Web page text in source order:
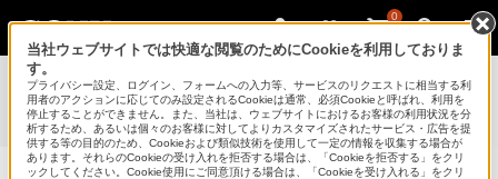
0
使いかたマニュアル（取扱説明 Web版）
BDZ-FBT6100 / BDZ-FBT4100 / BDZ-FBT2100 / BDZ-
FBW2100 / BDZ-FBW1100 使いかたマニュアル
当社ウェブサイトでは快適な閲覧のためにCookieを利用しておりま
す。
プライバシー設定、ログイン、フォームへの入力等、サービスのリクエストに相当する利
用者のアクションに応じてのみ設定されるCookieは通常、必須Cookieと呼ばれ、利用を
停止することができません。また、当社は、ウェブサイトにおけるお客様の利用状況を分
析するため、あるいは個々のお客様に対してよりカスタマイズされたサービス・広告を提
供する等の目的のため、Cookieおよび類似技術を使用して一定の情報を収集する場合が
あります。それらのCookieの受け入れを拒否する場合は、「Cookieを拒否する」をクリ
ックしてください。Cookie使用にご同意頂ける場合は、「Cookieを受け入れる」をクリ